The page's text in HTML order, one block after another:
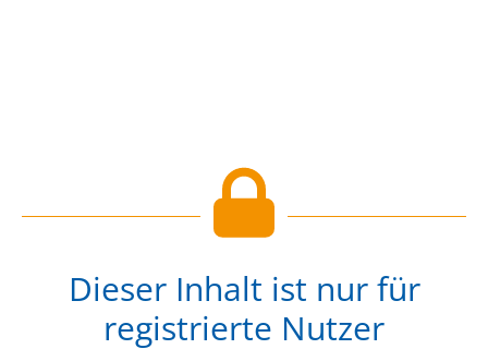
Dieser Inhalt ist nur für
registrierte Nutzer